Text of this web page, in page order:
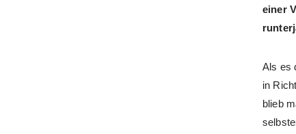
einer
Als es
in
blieb